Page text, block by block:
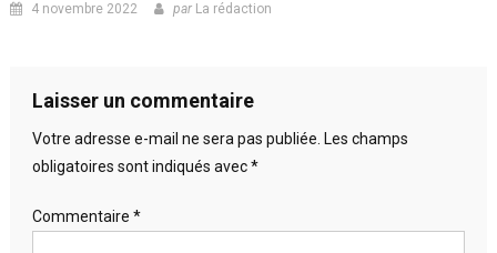
4 novembre 2022 par La rédaction
Laisser un commentaire
Votre adresse e-mail ne sera pas publiée. Les champs
obligatoires sont indiqués avec*
Commentaire *